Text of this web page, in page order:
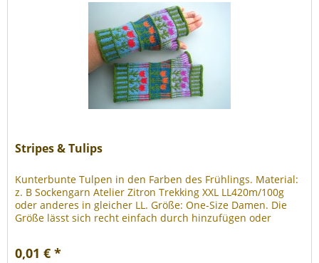
Stripes & Tulips
Kunterbunte Tulpen in den Farben des Frühlings. Material:
z. B Sockengarn Atelier Zitron Trekking XXL LL420m/100g
oder anderes in gleicher LL. Größe: One-Size Damen. Die
Größe lässt sich recht einfach durch hinzufügen oder
0,01 € *